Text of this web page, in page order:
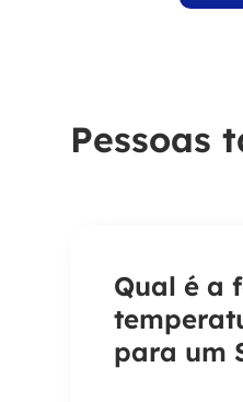
Pessoas
Qual é a
para um